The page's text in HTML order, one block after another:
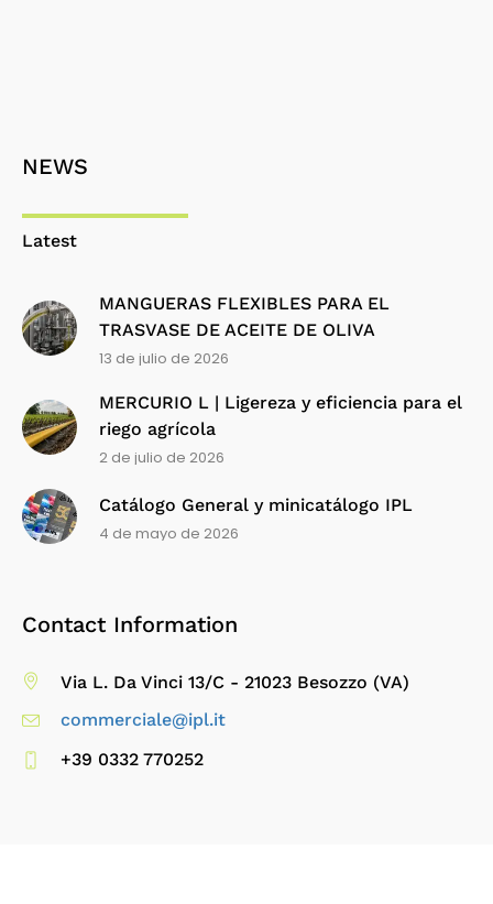
NEWS
Latest
MANGUERAS FLEXIBLES PARA EL
TRASVASE DE ACEITE DE OLIVA
13 de julio de 2026
MERCURIO L | Ligereza y eficiencia para el
riego agrícola
2 de julio de 2026
Catálogo General y minicatálogo IPL
4 de mayo de 2026
Contact Information
Via L. Da Vinci 13/C - 21023 Besozzo (VA)
commerciale@ipl.it
+39 0332 770252